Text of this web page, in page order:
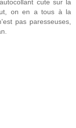
cute sur la
on en a tous à la
pas paresseuses,